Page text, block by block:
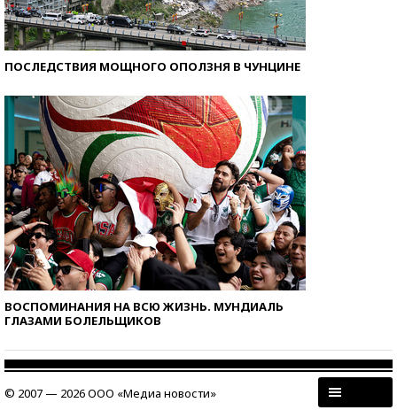
ПОСЛЕДСТВИЯ МОЩНОГО ОПОЛЗНЯ В ЧУНЦИНЕ
ВОСПОМИНАНИЯ НА ВСЮ ЖИЗНЬ. МУНДИАЛЬ
ГЛАЗАМИ БОЛЕЛЬЩИКОВ
© 2007 — 2026 ООО «Медиа новости»